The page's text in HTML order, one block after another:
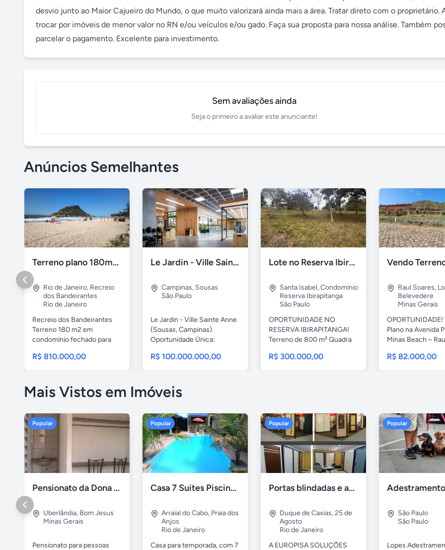
desvio junto ao Maior Cajueiro do Mundo, o que muito valorizará ainda mais a área. Tratar direto com o proprietário.
trocar por imóveis de menor valor no RN e/ou veículos e/ou gado. Faça sua proposta para nossa análise. Também
parcelar o pagamento. Excelente para investimento.
Sem avaliações ainda
Seja o primeiro a avaliar este anunciante!
Anúncios Semelhantes
Terreno plano 180m2 Recreio dos Bandeirantes
Rio de Janeiro, Recreio
dos Bandeirantes
Rio de Janeiro
Recreio dos Bandeirantes
Terreno 180 m2 em
condomínio fechado para
R$ 810.000,00
Le Jardin - Ville Sainte Anne - Sousas, Campinas
Campinas, Sousas
São Paulo
Le Jardin - Ville Sainte Anne
(Sousas, Campinas)
Oportunidade Única:
R$ 100.000.000,00
Lote no Reserva Ibirapitanga de 800m²
Santa Isabel,Condomínio
Reserva Ibirapitanga
São Paulo
OPORTUNIDADE NO
RESERVA IBIRAPITANGA!
Terreno de 800 m² Quadra
R$ 300.000,00
Raul Soares,
Belevedere
Minas Gerais
Plano na Avenida
Minas Beach –
R$ 82.000,00
Mais Vistos em Imóveis
Popular
Pensionato da Dona Maria - Uberlândia/MG
Uberlândia, Bom Jesus
Minas Gerais
Pensionato para pessoas
Popular
Casa 7 Suites Piscina - Praia dos Anjos
Arraial do Cabo, Praia dos
Anjos
Rio de Janeiro
Casa para temporada, com 7
Popular
Portas blindadas e anti-arrombamento Europisa
Duque de Caxias,25 de
Agosto
Rio de Janeiro
A EUROPISA SOLUÇÕES
Popular
São Paulo
São Paulo
Lopes